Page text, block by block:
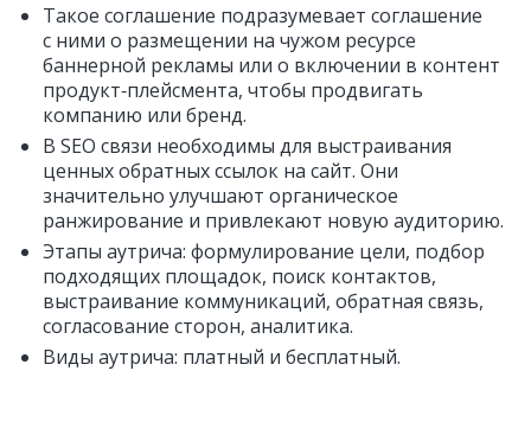
Такое соглашение подразумевает соглашение
с ними о размещении на чужом ресурсе
баннерной рекламы или о включении в контент
продукт‑плейсмента, чтобы продвигать
компанию или бренд.
В SEO связи необходимы для выстраивания
ценных обратных ссылок на сайт. Они
значительно улучшают органическое
ранжирование и привлекают новую аудиторию.
Этапы аутрича: формулирование цели, подбор
подходящих площадок, поиск контактов,
выстраивание коммуникаций, обратная связь,
согласование сторон, аналитика.
Виды аутрича: платный и бесплатный.